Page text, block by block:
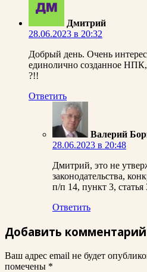
Дмитрий
28.06.2023 в 20:32
Добрый день. Очень
единолично созданное
?!!
Ответить
Валерий
28.06.2023 в 20:48
Дмитрий, это не
законодательства,
п/п 14, пункт 3, статья
Ответить
Добавить комментарий
Ваш адрес email не будет
помечены *